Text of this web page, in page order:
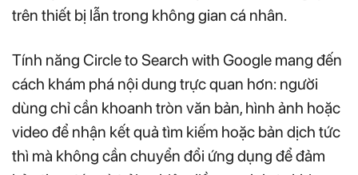
trên thiết bị lẫn trong không gian cá nhân.
Tính năng Circle to Search with Google mang đến
cách khám phá nội dung trực quan hơn: người
dùng chỉ cần khoanh tròn văn bản, hình ảnh hoặc
video để nhận kết quả tìm kiếm hoặc bản dịch tức
thì mà không cần chuyển đổi ứng dụng để đảm